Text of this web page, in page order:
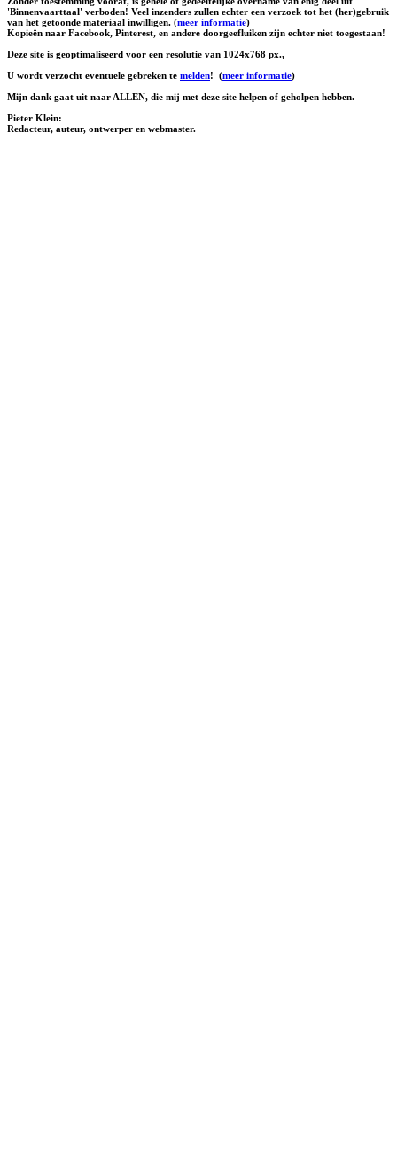
'Binnenvaarttaal' verboden! Veel inzenders zullen echter een verzoek tot het (her)gebruik
van het getoonde materiaal inwilligen. (meer informatie)
Kopieën naar Facebook, Pinterest, en andere doorgeefluiken zijn echter niet toegestaan!
Deze site is geoptimaliseerd voor een resolutie van 1024x768 px.,
U wordt verzocht eventuele gebreken te melden! (meer informatie)
Mijn dank gaat uit naar ALLEN, die mij met deze site helpen of geholpen hebben.
Pieter Klein:
Redacteur, auteur, ontwerper en webmaster.